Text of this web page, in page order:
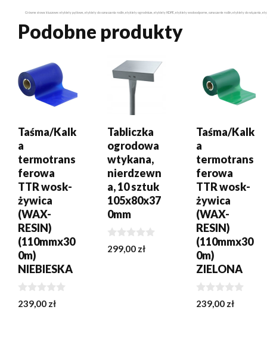
Główne słowa kluczowe: etykiety pętlowe, etykiety do oznaczania roślin, etykiety ogrodnicze, etykiety HDPE, etykiety wodoodporne, oznaczanie roślin, etykiety do
Podobne produkty
Taśma/Kalk
a
termotrans
ferowa
TTR wosk-
żywica
(WAX-
RESIN)
(110mmx30
0m)
NIEBIESKA
0
z
239,00 zł
DODAJ DO
KOSZYKA
Tabliczka
ogrodowa
wtykana,
nierdzewn
a, 10 sztuk
105x80x37
0mm
0
z
299,00 zł
DODAJ DO
KOSZYKA
Taśma/Kalk
a
termotrans
ferowa
TTR wosk-
żywica
(WAX-
RESIN)
(110mmx30
0m)
ZIELONA
0
z
239,00 zł